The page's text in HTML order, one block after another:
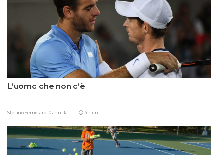
L’uomo che non c’è
Stefano Semeraro10 anni fa 4 min